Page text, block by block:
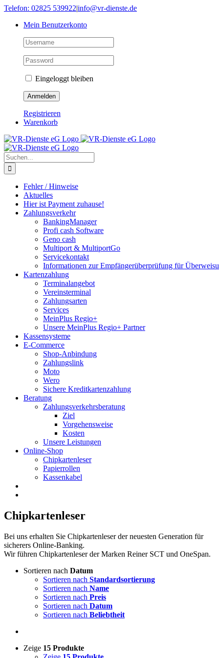
Skip
content
Telefon: 02825 539922|info@vr-dienste.de
Mein Benutzerkonto
Eingeloggt bleiben
Registrieren
Warenkorb
Suche
nach:
Fehler / Hinweise
Aktuelles
Hier ist Payment zuhause!
Zahlungsverkehr
BankingManager
Profi cash Software
Geno cash
Multiport & MultiportGo
Servicekontakt
Informationen zur Empfängerüberprüfung für
Kartenzahlung
Terminalangebot
Vereinsterminal
Zahlungsarten
Services
MeinPlus Regio+
Unsere MeinPlus Regio+ Partner
Kassensysteme
E-Commerce
Shop-Anbindung
Zahlungslink
Moto
Wero
Sichere Kreditkartenzahlung
Beratung
Zahlungsverkehrsberatung
Ziel
Vorgehensweise
Kosten
Unsere Leistungen
Online-Shop
Chipkartenleser
Papierrollen
Kassenkabel
Chipkartenleser
Bei uns erhalten Sie Chipkartenleser der neuesten Generation für
sicherers Online-Banking.
Wir führen Chipkartenleser der Marken Reiner SCT und OneSpan.
Sortieren nach Datum
Sortieren nach Standardsortierung
Sortieren nach Name
Sortieren nach Preis
Sortieren nach Datum
Sortieren nach Beliebtheit
Zeige 15 Produkte